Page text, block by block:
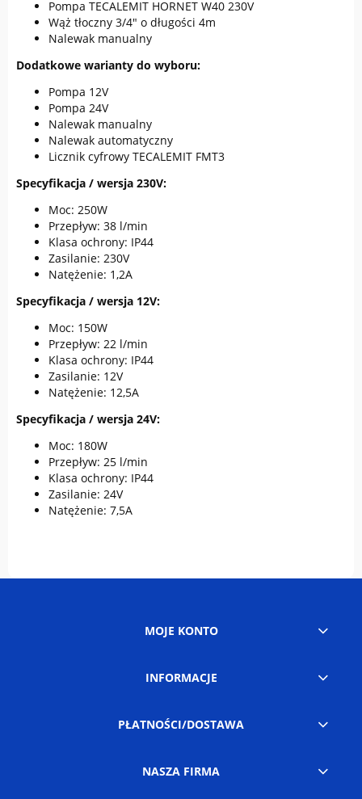
Pompa TECALEMIT HORNET W40 230V
Wąż tłoczny 3/4" o długości 4m
Nalewak manualny
Dodatkowe warianty do wyboru:
Pompa 12V
Pompa 24V
Nalewak manualny
Nalewak automatyczny
Licznik cyfrowy TECALEMIT FMT3
Specyfikacja / wersja 230V:
Moc: 250W
Przepływ: 38 l/min
Klasa ochrony: IP44
Zasilanie: 230V
Natężenie: 1,2A
Specyfikacja / wersja 12V:
Moc: 150W
Przepływ: 22 l/min
Klasa ochrony: IP44
Zasilanie: 12V
Natężenie: 12,5A
Specyfikacja / wersja 24V:
Moc: 180W
Przepływ: 25 l/min
Klasa ochrony: IP44
Zasilanie: 24V
Natężenie: 7,5A
MOJE KONTO
INFORMACJE
PŁATNOŚCI/DOSTAWA
NASZA FIRMA